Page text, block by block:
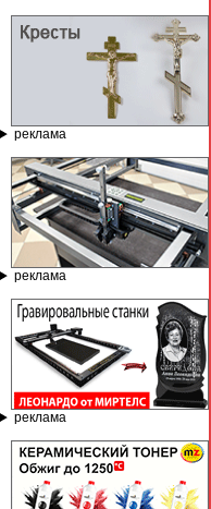
реклама
реклама
реклама